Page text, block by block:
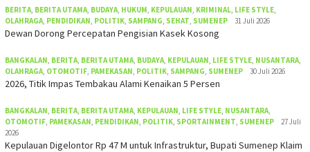
BERITA BERITA UTAMA BUDAYA HUKUM KEPULAUAN KRIMINAL LIFE STYLE
OLAHRAGA PENDIDIKAN POLITIK SAMPANG SEHAT SUMENEP 31 Juli 2026
Dewan Dorong Percepatan Pengisian Kasek Kosong
BANGKALAN BERITA BERITA UTAMA BUDAYA KEPULAUAN LIFE STYLE NUSANTARA
OLAHRAGA OTOMOTIF PAMEKASAN POLITIK SAMPANG SUMENEP 30 Juli 2026
2026, Titik Impas Tembakau Alami Kenaikan 5 Persen
BANGKALAN BERITA BERITA UTAMA KEPULAUAN LIFE STYLE NUSANTARA
OTOMOTIF PAMEKASAN PENDIDIKAN POLITIK SPORTAINMENT SUMENEP
27 Juli
2026
Kepulauan Digelontor Rp 47 M untuk Infrastruktur, Bupati Sumenep Klaim